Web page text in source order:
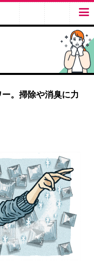
。掃除や消臭に力